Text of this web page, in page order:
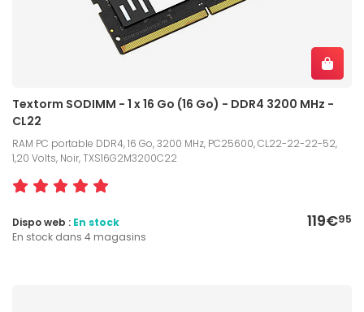
Textorm SODIMM - 1 x 16 Go (16 Go) - DDR4 3200 MHz -
CL22
RAM PC portable DDR4, 16 Go, 3200 MHz, PC25600, CL22-22-22-52,
1,20 Volts, Noir, TXS16G2M3200C22
119€95
Dispo web : En stock
En stock dans 4 magasins